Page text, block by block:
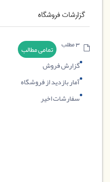
گزارشات فروشگاه
3 مطلب
تمامی مطالب
گزارش فروش
آمار بازدید از فروشگاه
سفارشات اخیر